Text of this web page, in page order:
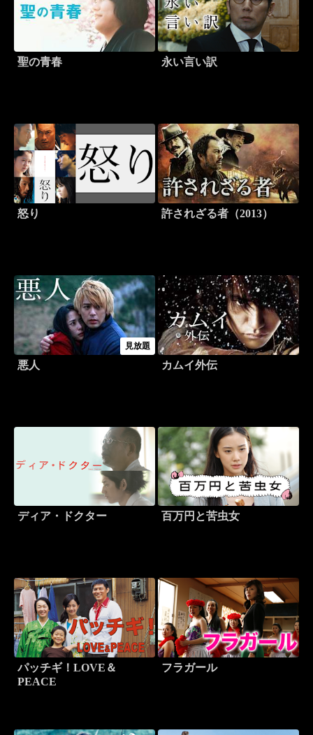
聖の青春 永い言い訳
怒り 許されざる者（2013）
見放題
悪人 カムイ外伝
ディア・ドクター 百万円と苦虫女
パッチギ！LOVE＆
PEACE
フラガール